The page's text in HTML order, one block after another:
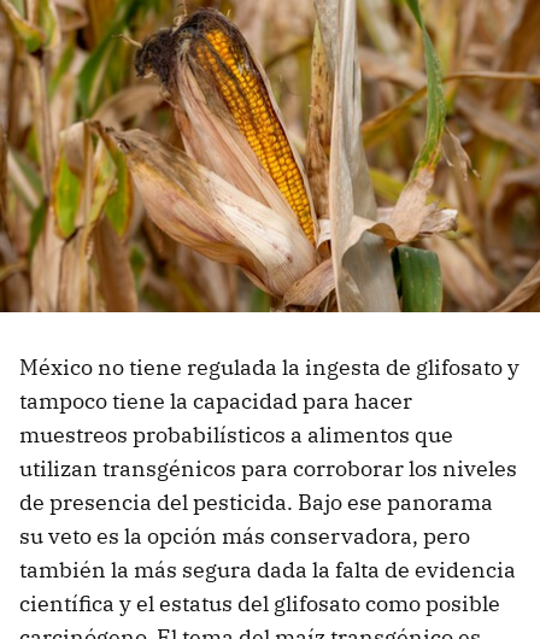
México no tiene regulada la ingesta de glifosato y
tampoco tiene la capacidad para hacer
muestreos probabilísticos a alimentos que
utilizan transgénicos para corroborar los niveles
de presencia del pesticida. Bajo ese panorama
su veto es la opción más conservadora, pero
también la más segura dada la falta de evidencia
científica y el estatus del glifosato como posible